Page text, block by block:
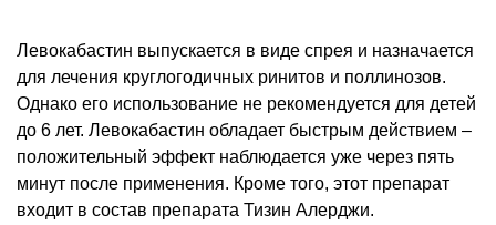
Левокабастин выпускается в виде спрея и назначается
для лечения круглогодичных ринитов и поллинозов.
Однако его использование не рекомендуется для детей
до 6 лет. Левокабастин обладает быстрым действием –
положительный эффект наблюдается уже через пять
минут после применения. Кроме того, этот препарат
входит в состав препарата Тизин Алерджи.